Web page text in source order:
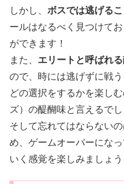
しかし、 ボスでは逃げる
ールはなるべく見つけて
ができます！
また、 エリートと呼ばれ
ので、時には逃げずに戦う
どの選択をするかを楽し
ズ）の醍醐味と言えるでし
そして忘れてはならない
め、ゲームオーバーにな
いく感覚を楽しみましょう